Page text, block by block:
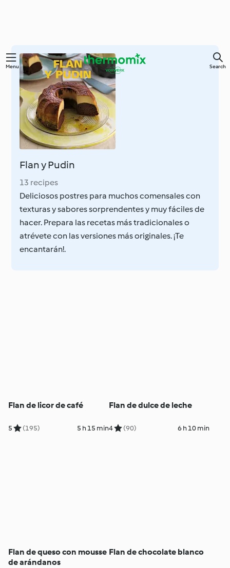
Skip
content
Menu Search
Flan y Pudin
13 recipes
Deliciosos postres para muchos comensales con
texturas y sabores sorprendentes y muy fáciles de
hacer. Prepara las recetas más tradicionales o
atrévete con las versiones más originales. ¡Te
encantarán!.
Flan de licor de café
5 (195) 5 h 15 min
Flan de dulce de leche
4 (90) 6 h 10 min
Flan de queso con mousse
de arándanos
Flan de chocolate blanco